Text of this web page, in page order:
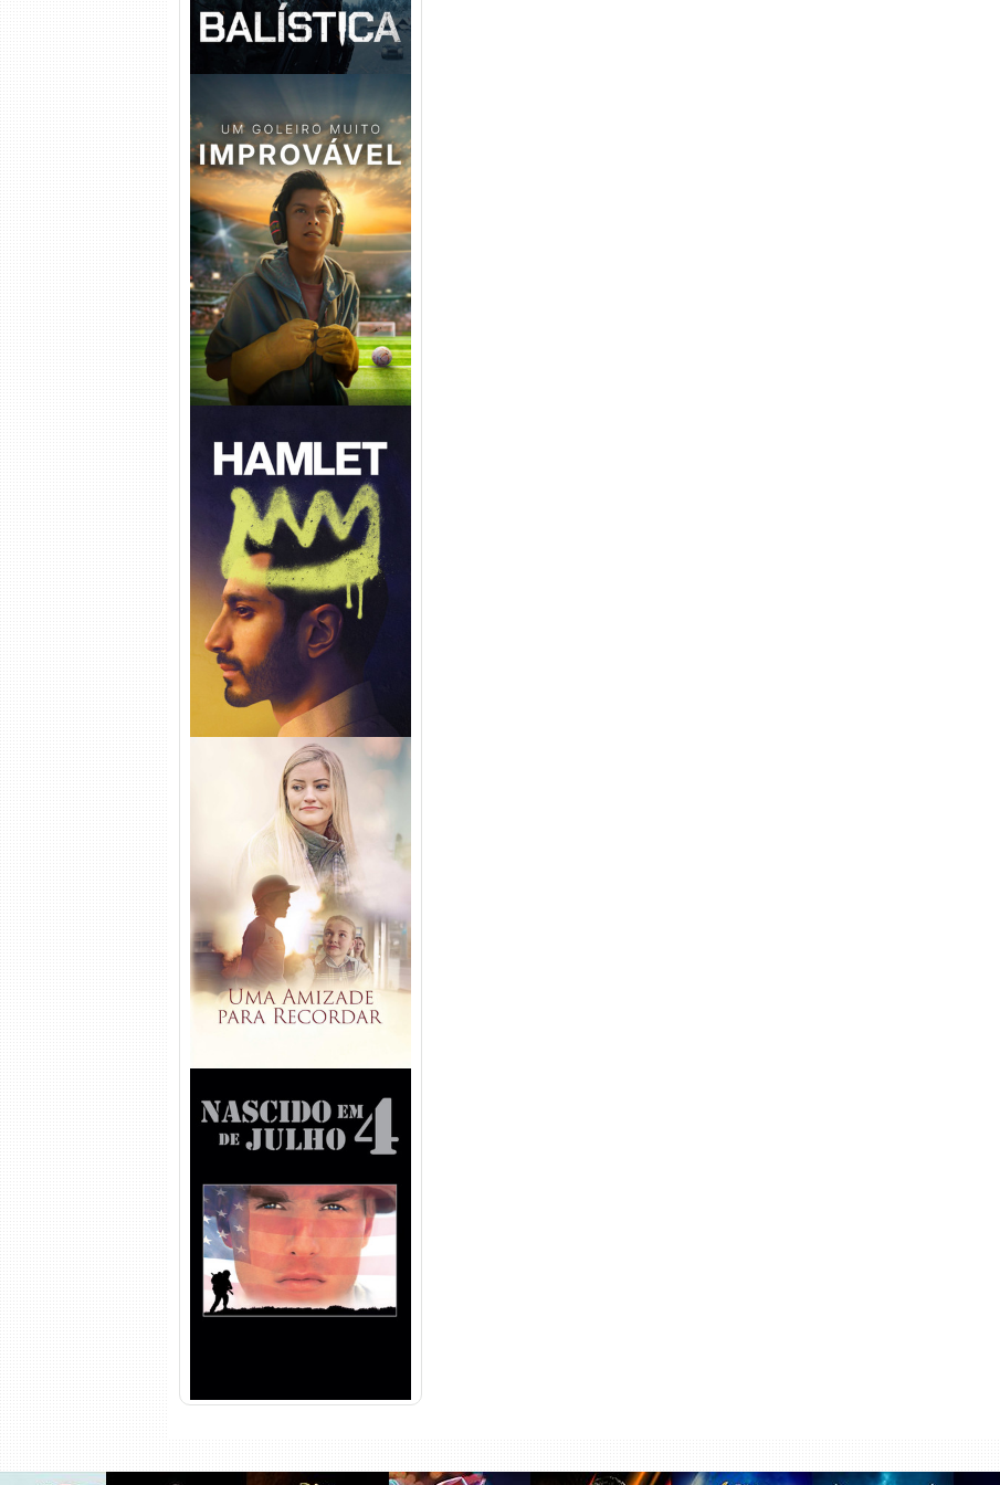
Um Goleiro Muito Improvável
Torrent (2026) WEB-DL 1080p
Dual Áudio
Hamlet Torrent (2026) WEB-
DL 1080p Dual Áudio
Uma Amizade para Recordar
Torrent (2025) WEB-DL 1080p
Dual Áudio
Nascido em 4 de Julho
Torrent (1989) WEB-DL 1080p
Dual Áudio